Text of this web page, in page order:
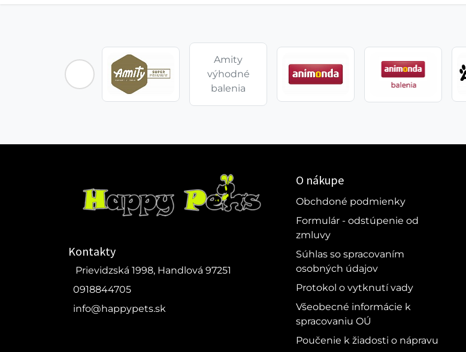
Amity
výhodné
balenia
Kontakty
Prievidzská 1998, Handlová 97251
0918844705
info@happypets.sk
O nákupe
Obchdoné podmienky
Formulár - odstúpenie od
zmluvy
Súhlas so spracovaním
osobných údajov
Protokol o vytknutí vady
Všeobecné informácie k
spracovaniu OÚ
Poučenie k žiadosti o nápravu